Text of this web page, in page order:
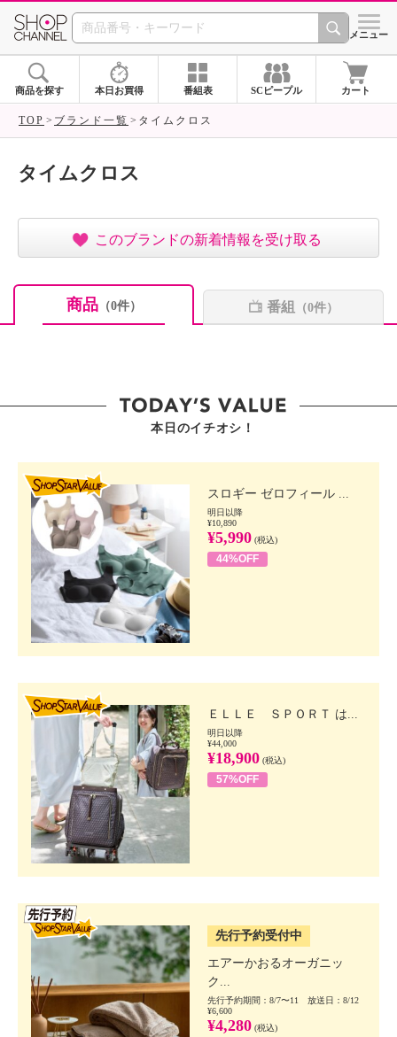
SHOP CHANNEL ショッ
メニュー
商品を探す 本日お買得 番組表 SCピープル カート
TOP ブランド一覧 タイムクロス
タイムクロス
このブランドの新着情報を受け取る
商品（0件） 番組 （0件）
本日のイチオシ！
スロギー ゼロフィール ...
明日以降
¥10,890
¥5,990 (税込)
44%OFF
ＥＬＬＥ ＳＰＯＲＴ は...
明日以降
¥44,000
¥18,900 (税込)
57%OFF
先行予約受付中
エアーかおるオーガニッ
ク...
先行予約期間：8/7〜11 放送日：8/12
¥6,600
¥4,280 (税込)